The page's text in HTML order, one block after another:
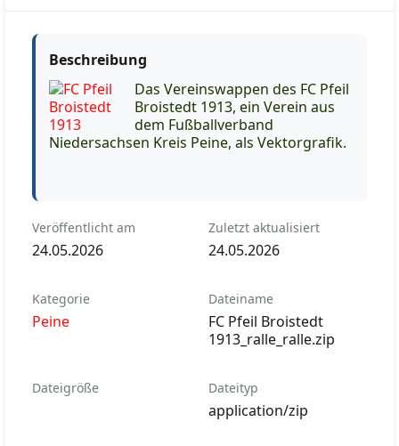
Beschreibung
Das Vereinswappen des FC Pfeil
Broistedt 1913, ein Verein aus
dem Fußballverband
Niedersachsen Kreis Peine, als Vektorgrafik.
Veröffentlicht am
24.05.2026
Zuletzt aktualisiert
24.05.2026
Kategorie
Peine
Dateiname
FC Pfeil Broistedt
1913_ralle_ralle.zip
Dateigröße Dateityp
application/zip